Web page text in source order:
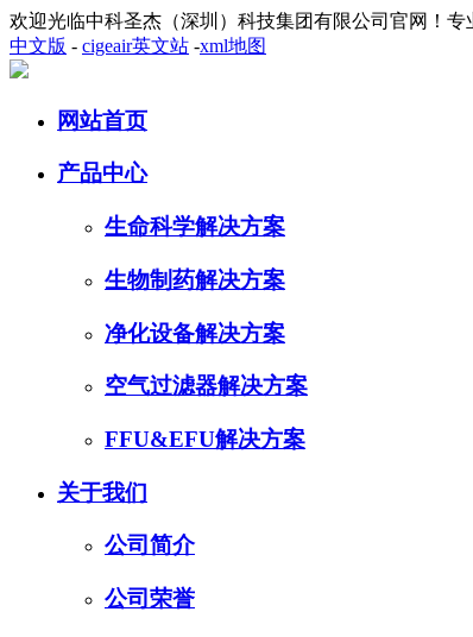
欢迎光临中科圣杰（深圳）科技集团有限公司官网！
中文版 - cigeair英文站 -xml地图
网站首页
产品中心
生命科学解决方案
生物制药解决方案
净化设备解决方案
空气过滤器解决方案
FFU&EFU解决方案
关于我们
公司简介
公司荣誉